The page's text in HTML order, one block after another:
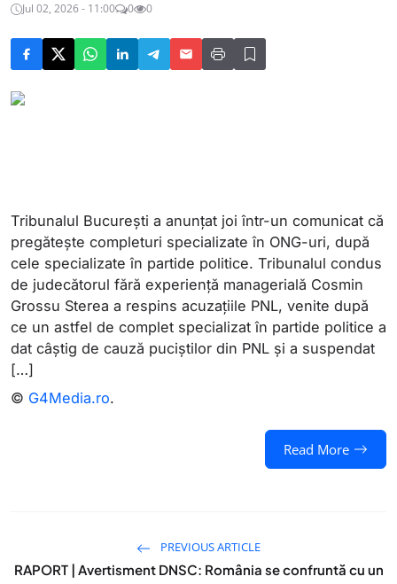
Jul 02, 2026 - 11:00
0 0
Tribunalul București a anunțat joi într-un comunicat că
pregătește completuri specializate în ONG-uri, după
cele specializate în partide politice. Tribunalul condus
de judecătorul fără experiență managerială Cosmin
Grossu Sterea a respins acuzațiile PNL, venite după
ce un astfel de complet specializat în partide politice a
dat câștig de cauză puciștilor din PNL și a suspendat
[…]
© G4Media.ro.
Read More
PREVIOUS ARTICLE
RAPORT | Avertisment DNSC: România se confruntă cu un